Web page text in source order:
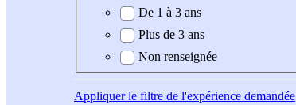
De 1 à 3 ans
Plus de 3 ans
Non renseignée
Appliquerle filtre de l'expérience demandée